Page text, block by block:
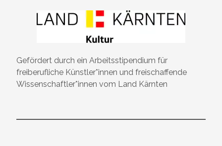
Gefördert durch ein Arbeitsstipendium für
freiberufliche Künstler*innen und freischaffende
Wissenschaftler*innen vom Land Kärnten